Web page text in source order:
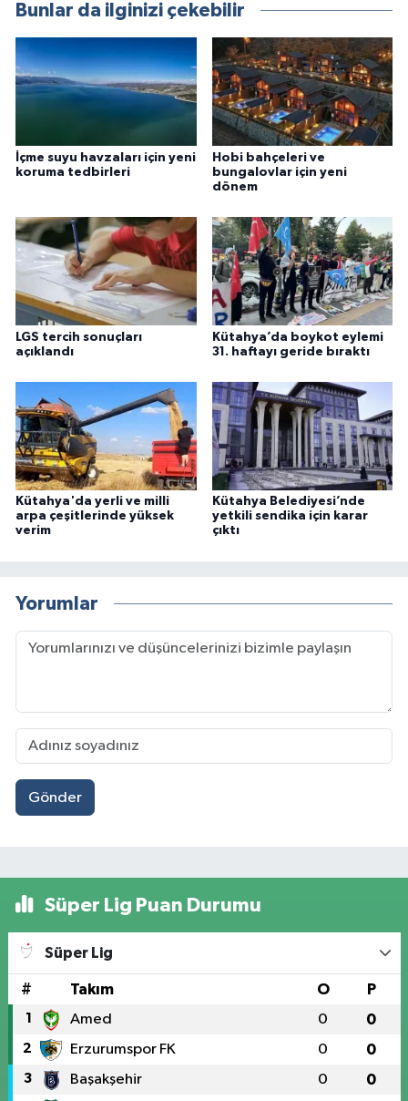
Bunlar da ilginizi çekebilir
İçme suyu havzaları için yeni
koruma tedbirleri
Hobi bahçeleri ve
bungalovlar için yeni
dönem
LGS tercih sonuçları
açıklandı
Kütahya’da boykot eylemi
31. haftayı geride bıraktı
Kütahya'da yerli ve milli
arpa çeşitlerinde yüksek
verim
Kütahya Belediyesi’nde
yetkili sendika için karar
çıktı
Yorumlar
Gönder
Süper Lig Puan Durumu
Süper Lig
# Takım O P
1 Amed 0 0
2 Erzurumspor FK 0 0
3 Başakşehir 0 0